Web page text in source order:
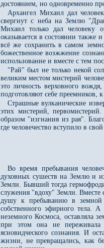
достоянием, но одновременно
Архангел Михаил дал
свергнут с неба на Землю
Михаил только дал человеку
оказывается в состоянии
всё же сохранить в самом
божественное возжжение
использование и вместе с тем
"Рай" был не только некой
великим местом мистерий
это личность верховного
подготовляют себе преемников,
Страшные вулканические
этих мистерий,
образом "изгнания из рая".
где человечество вступило в
Во время пребывания
духовных сушеств на Землю и
Земли. Бывший тогда
служения "вдоху" Земли.
душу к пребыванию в земной
собственного эфирного тела.
неземного Космоса, оставляла
при этом она не переживала
ясновидческого сознания. И
жизни, не превращались, как